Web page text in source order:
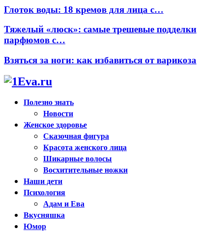
Глоток воды: 18 кремов для лица с…
Тяжелый «люск»: самые трешевые подделки
парфюмов с…
Взяться за ноги: как избавиться от варикоза
Полезно знать
Новости
Женское здоровье
Сказочная фигура
Красота женского лица
Шикарные волосы
Восхитительные ножки
Наши дети
Психология
Адам и Ева
Вкусняшка
Юмор